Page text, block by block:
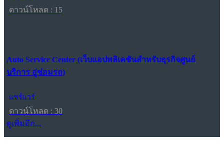
ดาวน์โหลด : 15
Auto Service Center (เว็บแอปพลิเคชันสำหรับธุรกิจศูนย์
บริการ อู่ซ่อมรถ)
แชร์แวร์
ดาวน์โหลด : 30
ดูเพิ่มอีก...